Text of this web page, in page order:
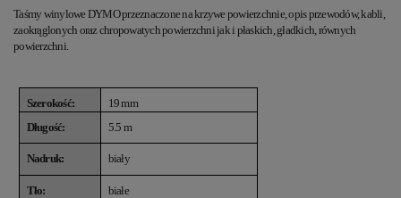
Taśmy winylowe DYMO przeznaczone na krzywe powierzchnie, opis przewodów, kabli,
zaokrąglonych oraz chropowatych powierzchni jak i płaskich, gładkich, równych
powierzchni.
Szerokość:
19 mm
Długość:
5.5 m
Nadruk: biały
Tło: białe